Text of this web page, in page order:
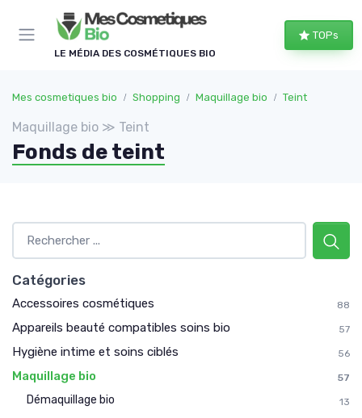
LE MÉDIA DES COSMÉTIQUES BIO
TOPs
Mes cosmetiques bio Shopping Maquillage bio Teint
Maquillage bio ≫ Teint
Fonds de teint
Catégories
Accessoires cosmétiques 88
Appareils beauté compatibles soins bio 57
Hygiène intime et soins ciblés 56
Maquillage bio 57
Démaquillage bio 13
Panneau de gestion des cookies